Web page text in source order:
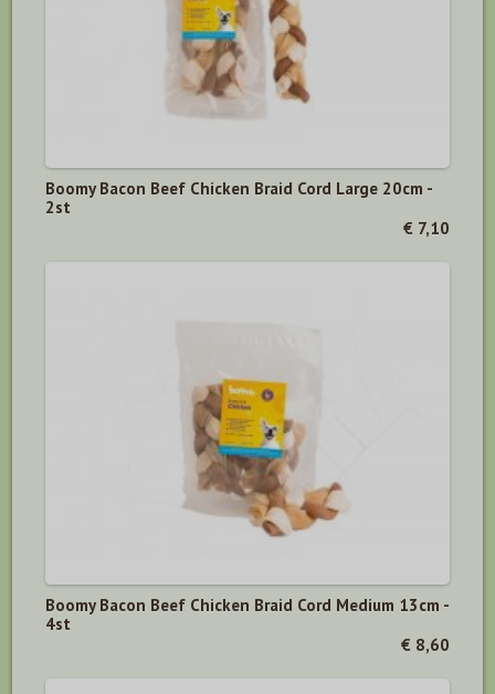
Boomy Bacon Beef Chicken Braid Cord Large 20cm -
2st
€ 7,10
Boomy Bacon Beef Chicken Braid Cord Medium 13cm -
4st
€ 8,60